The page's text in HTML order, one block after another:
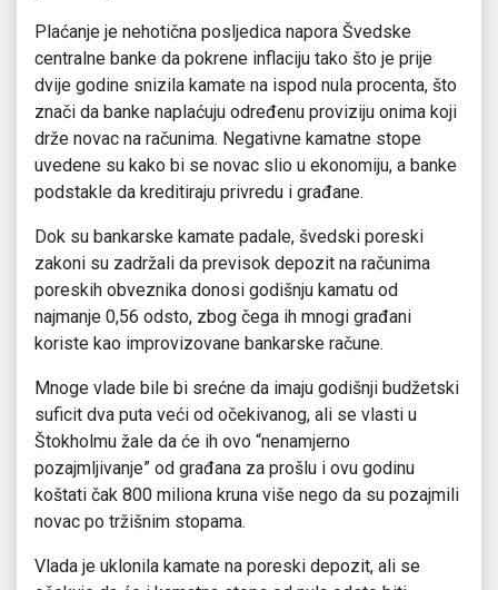
Plaćanje je nehotična posljedica napora Švedske
centralne banke da pokrene inflaciju tako što je prije
dvije godine snizila kamate na ispod nula procenta, što
znači da banke naplaćuju određenu proviziju onima koji
drže novac na računima. Negativne kamatne stope
uvedene su kako bi se novac slio u ekonomiju, a banke
podstakle da kreditiraju privredu i građane.
Dok su bankarske kamate padale, švedski poreski
zakoni su zadržali da previsok depozit na računima
poreskih obveznika donosi godišnju kamatu od
najmanje 0,56 odsto, zbog čega ih mnogi građani
koriste kao improvizovane bankarske račune.
Mnoge vlade bile bi srećne da imaju godišnji budžetski
suficit dva puta veći od očekivanog, ali se vlasti u
Štokholmu žale da će ih ovo “nenamjerno
pozajmljivanje” od građana za prošlu i ovu godinu
koštati čak 800 miliona kruna više nego da su pozajmili
novac po tržišnim stopama.
Vlada je uklonila kamate na poreski depozit, ali se